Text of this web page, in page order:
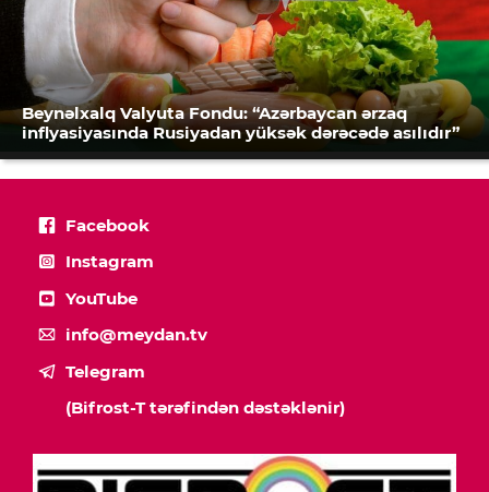
Beynəlxalq Valyuta Fondu: “Azərbaycan ərzaq
inflyasiyasında Rusiyadan yüksək dərəcədə asılıdır”
Facebook
Instagram
YouTube
info@meydan.tv
Telegram
(Bifrost-T tərəfindən dəstəklənir)